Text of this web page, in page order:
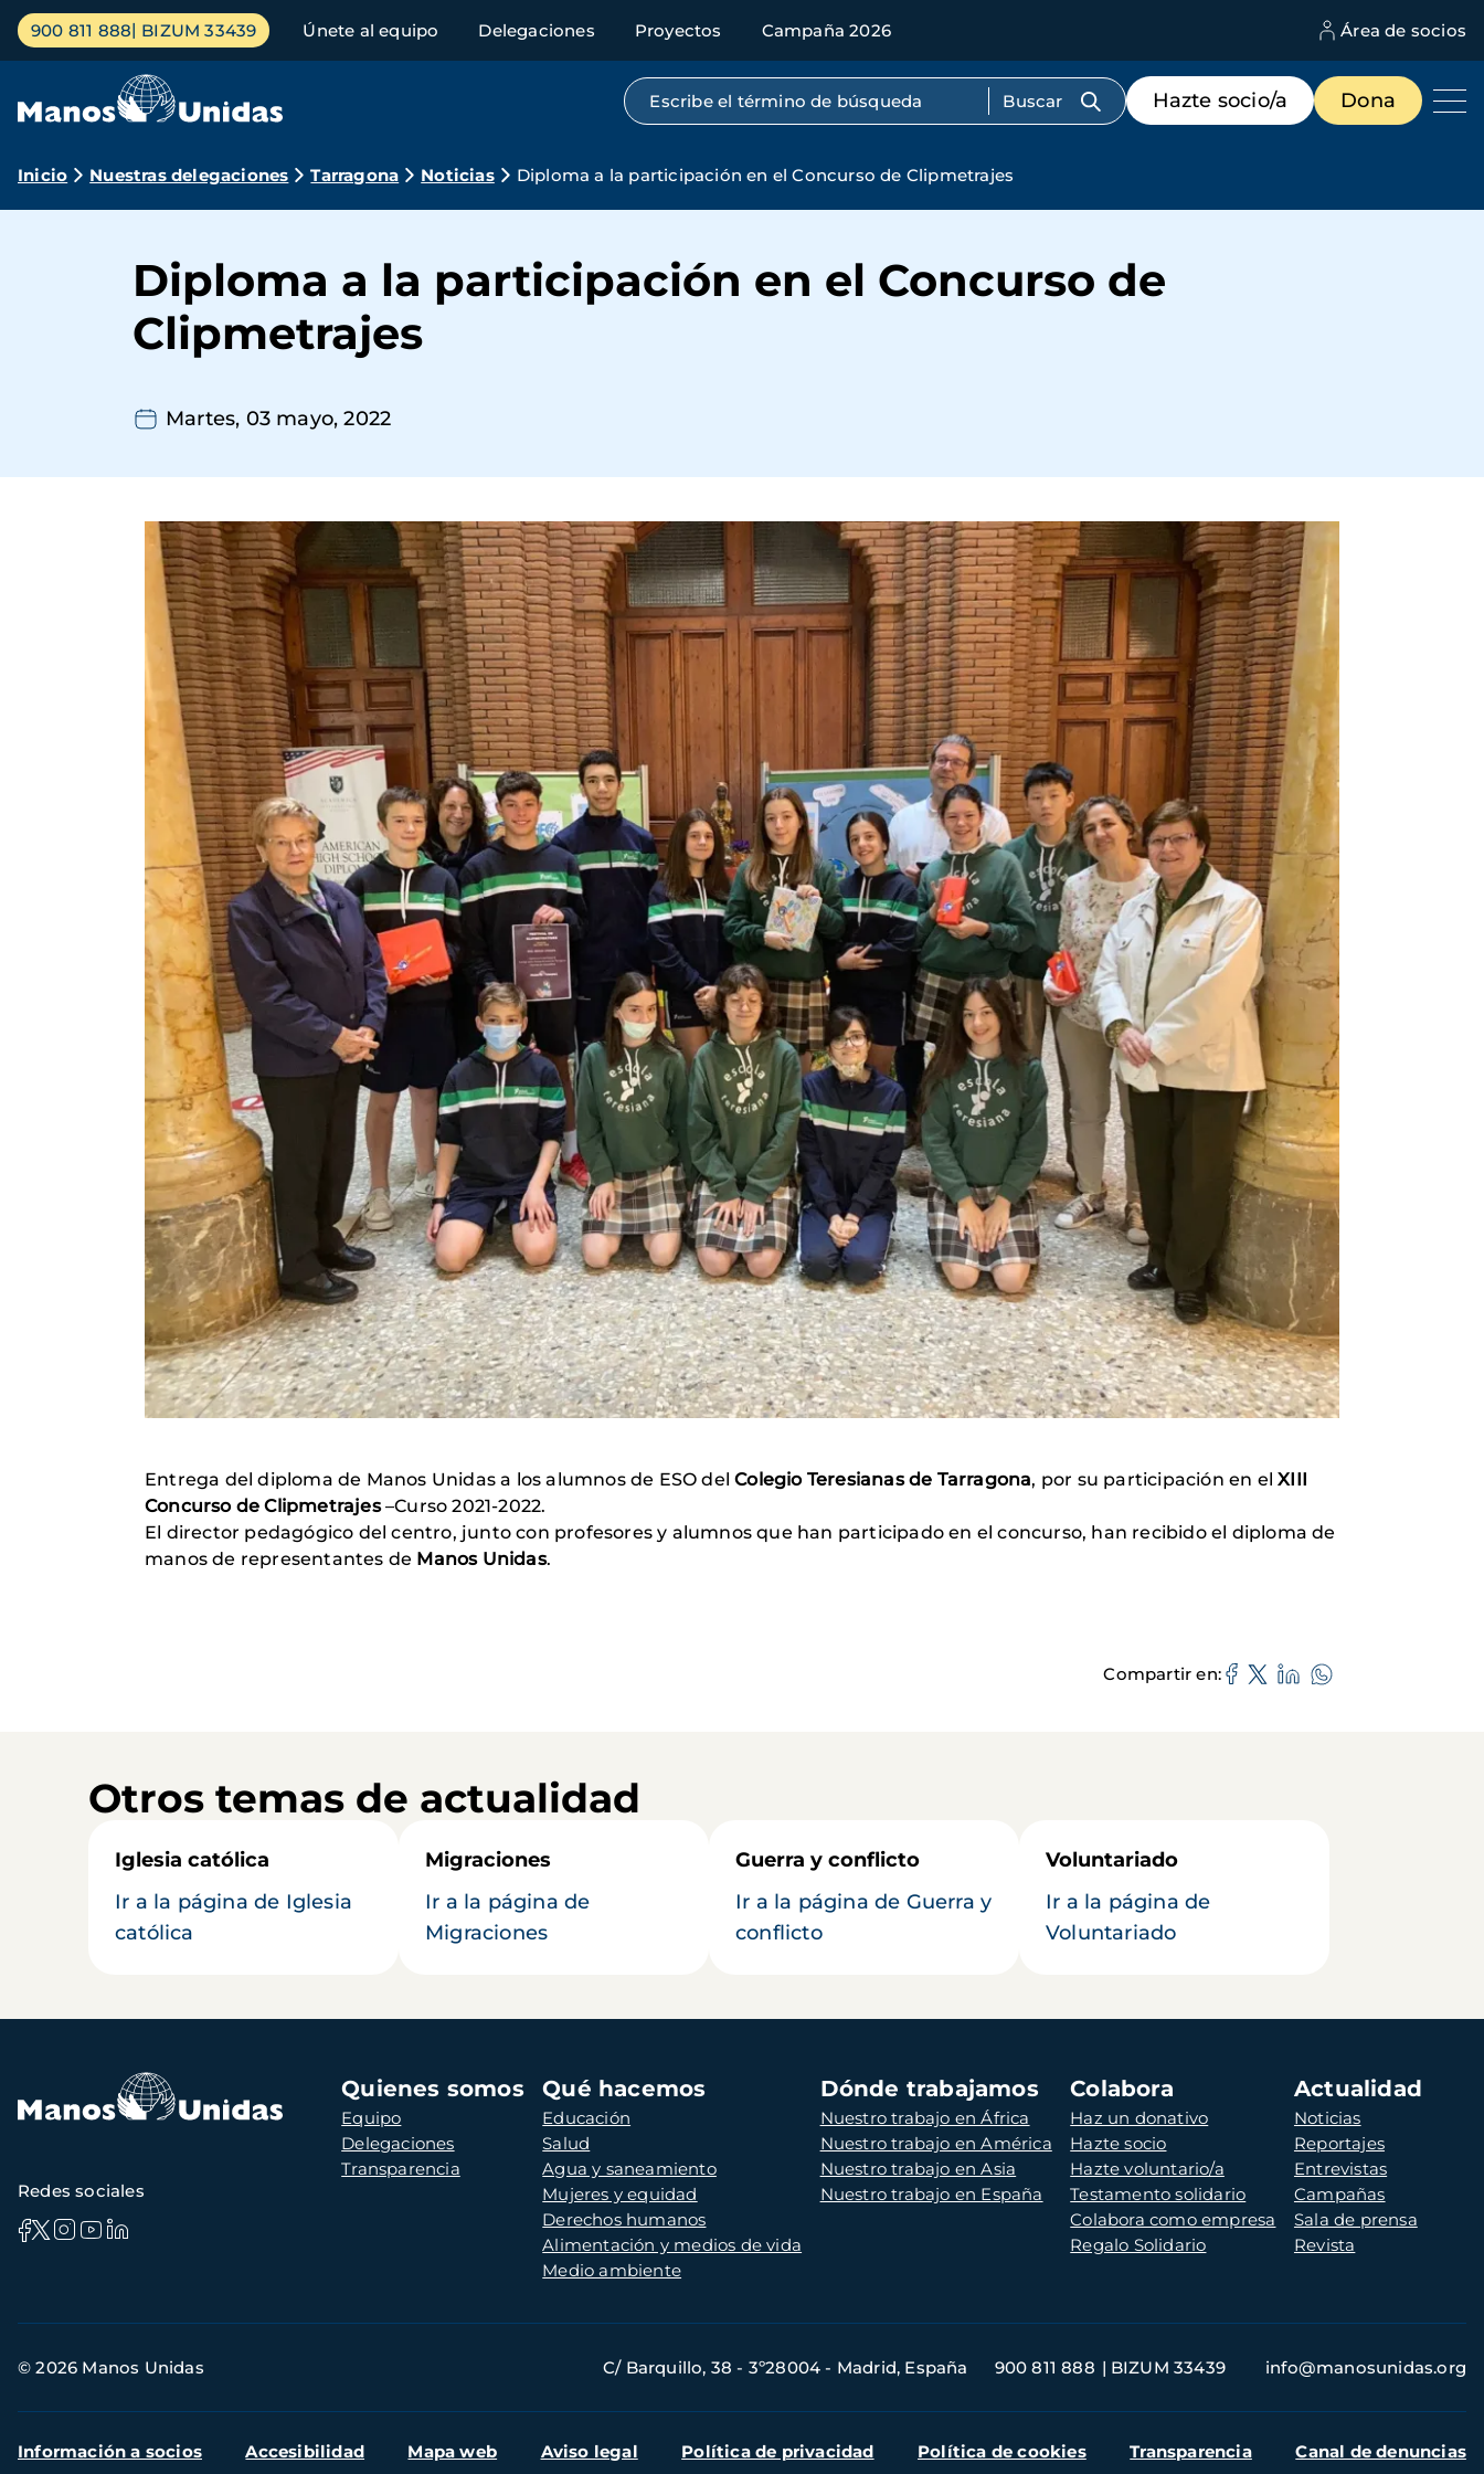
Pasar
contenido
Menú
principal
900 811 888 BIZUM 33439 Únete al equipo Delegaciones Proyectos Campaña 2026 Área de socios
Búsqueda por texto completo
Menú
de
destacados
Hazte socio/a Dona
Ruta
navegación
Inicio Nuestras delegaciones Tarragona Noticias Diploma a la participación en el Concurso de Clipmetrajes
Diploma a la participación en el Concurso de
Clipmetrajes
Martes, 03 mayo, 2022
Entrega del diploma de Manos Unidas a los alumnos de ESO delColegio Teresianas de Tarragona, por su participación en elXIII
Concurso de Clipmetrajes–Curso 2021-2022.
El director pedagógico del centro, junto con profesores y alumnos que han participado en el concurso, han recibido el diploma de
manos de representantes de Manos Unidas.
Compartir en
Otros temas de actualidad
Iglesia católica
Ir a la página de Iglesia
católica
Migraciones
Ir a la página de
Migraciones
Guerra y conflicto
Ir a la página de Guerra y
conflicto
Voluntariado
Ir a la página de
Voluntariado
Navegación
principal
Quienes somos
Equipo
Delegaciones
Transparencia
Qué hacemos
Educación
Salud
Agua y saneamiento
Mujeres y equidad
Derechos humanos
Alimentación y medios de vida
Medio ambiente
Dónde trabajamos
Nuestro trabajo en África
Nuestro trabajo en América
Nuestro trabajo en Asia
Nuestro trabajo en España
Colabora
Haz un donativo
Hazte socio
Hazte voluntario/a
Testamento solidario
Colabora como empresa
Regalo Solidario
Actualidad
Noticias
Reportajes
Entrevistas
Campañas
Sala de prensa
Revista
Redes sociales
de
© 2026 Manos Unidas C/ Barquillo, 38 - 3º28004 - Madrid, España 900 811 888 BIZUM 33439 info@manosunidas.org
Menú
Información a socios Accesibilidad Mapa web Aviso legal Política de privacidad Política de cookies Transparencia Canal de denuncias